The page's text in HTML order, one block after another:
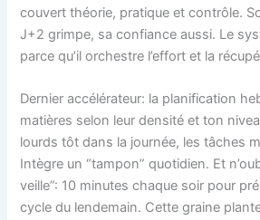
couvert théorie, pratique et contrôle.
J+2 grimpe, sa confiance aussi. Le
parce qu’il orchestre l’effort et la
Dernier accélérateur: la planification
matières selon leur densité et ton
lourds tôt dans la journée, les tâches
Intègre un “tampon” quotidien. Et
veille”: 10 minutes chaque soir pour
cycle du lendemain. Cette graine